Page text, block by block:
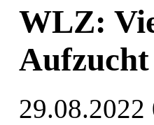
WLZ:
Aufzucht
29.08.2022